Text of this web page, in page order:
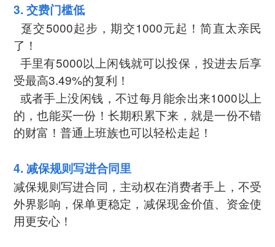
3. 交费门槛低
趸交5000起步，期交1000元起！简直太亲民
了！
手里有5000以上闲钱就可以投保，投进去后享
受最高3.49%的复利！
或者手上没闲钱，不过每月能余出来1000以上
的，也能买一份！长期积累下来，就是一份不错
的财富！普通上班族也可以轻松走起！
4. 减保规则写进合同里
减保规则写进合同，主动权在消费者手上，不受
外界影响，保单更稳定，减保现金价值、资金使
用更安心！